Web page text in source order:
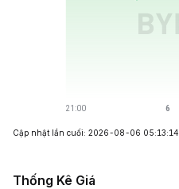
Cập nhật lần cuối: 2026-08-06 05:13:14
Thống Kê Giá